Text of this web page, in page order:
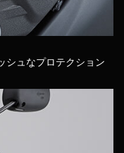
シュなプロテクション